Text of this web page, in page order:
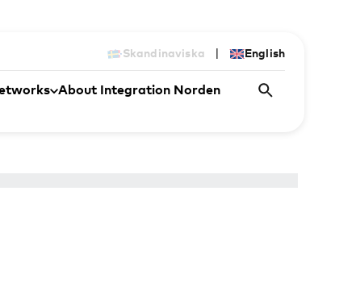
Skandinaviska | English
About Integration Norden